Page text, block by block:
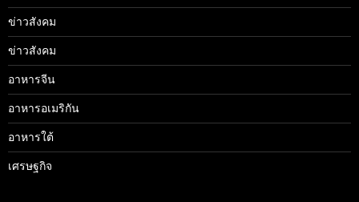
ข่าวสังคม
ข่าวสังคม
อาหารจีน
อาหารอเมริกัน
อาหารใต้
เศรษฐกิจ